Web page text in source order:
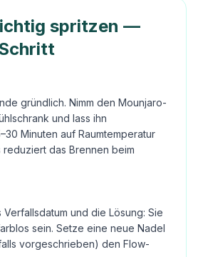
spritzen —
gründlich. Nimm den Mounjaro-
und lass ihn
Minuten auf Raumtemperatur
das Brennen beim
und die Lösung: Sie
sein. Setze eine neue Nadel
vorgeschrieben) den Flow-